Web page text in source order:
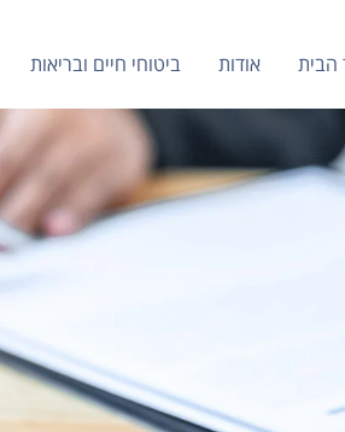
הבית אודות ביטוחי חיים ובריאות